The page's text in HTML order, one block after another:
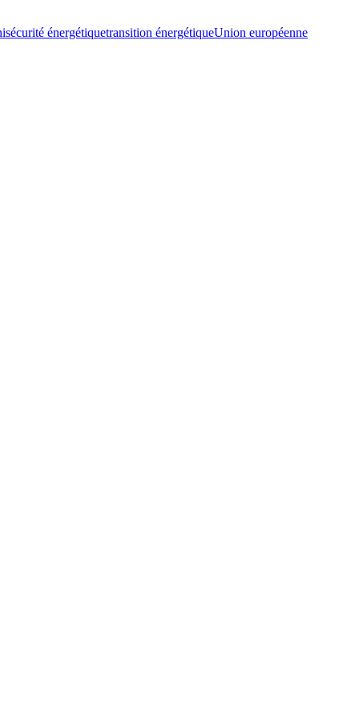
sécurité énergétiquetransition énergétiqueUnion européenne